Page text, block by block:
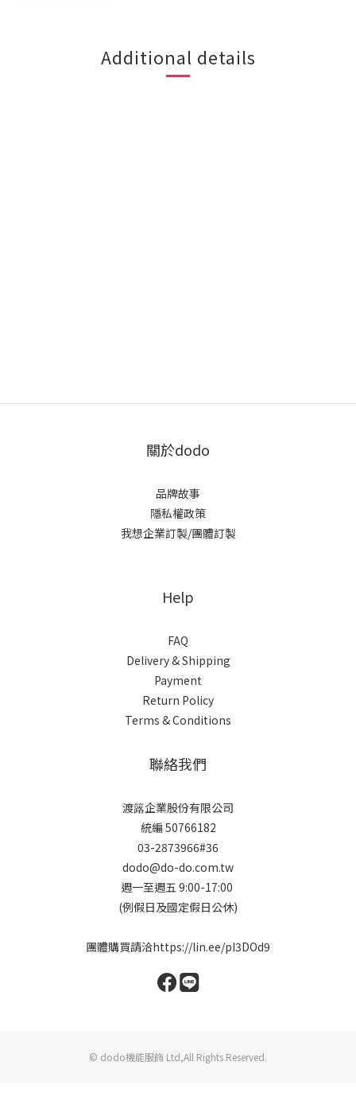
Additional details
關於dodo
品牌故事
隱私權政策
我想企業訂製/團體訂製
Help
FAQ
Delivery & Shipping
Payment
Return Policy
Terms & Conditions
聯絡我們
渡簬企業股份有限公司
統編 50766182
03-2873966#36
dodo@do-do.com.tw
週一至週五 9:00-17:00
(例假日及國定假日公休)
團體購買請洽https://lin.ee/pI3DOd9
© dodo機能服飾 Ltd,All Rights Reserved.